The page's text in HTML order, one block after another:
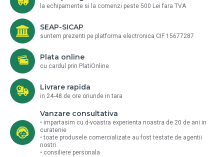
la echipamente si la comenzi peste 500 Lei fara TVA
SEAP-SICAP
suntem prezenti pe platforma electronica CIF 15677287
Plata online
cu cardul prin PlatiOnline
Livrare rapida
in 24-48 de ore oriunde in tara
Vanzare consultativa
• impartasim cu d-voastra experienta noastra de 20 de ani in
curatenie
• toate produsele comercializate au fost testate de agentii
nostri
• consiliere personala